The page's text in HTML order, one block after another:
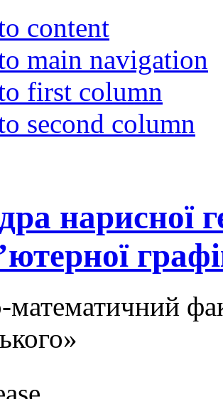
content
main navigation
first column
second column
нарисної
математичний